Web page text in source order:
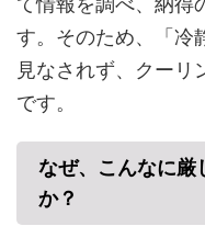
す。そのため、「冷
見なされず、クーリ
です。
なぜ、こんなに厳
か？